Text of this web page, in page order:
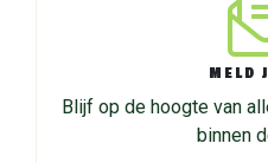
MELD
Blijf op de hoogte van
binnen